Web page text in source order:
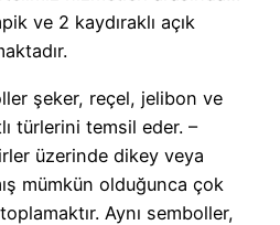
ve 2 kaydıraklı açık
şeker, reçel, jelibon ve
türlerini temsil eder. –
üzerinde dikey veya
mümkün olduğunca çok
Aynı semboller,